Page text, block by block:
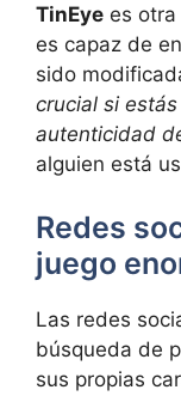
TinEye es
es capaz de
sido
crucial si
autenticidad
alguien está
Redes
juego
Las redes
búsqueda de
sus propias